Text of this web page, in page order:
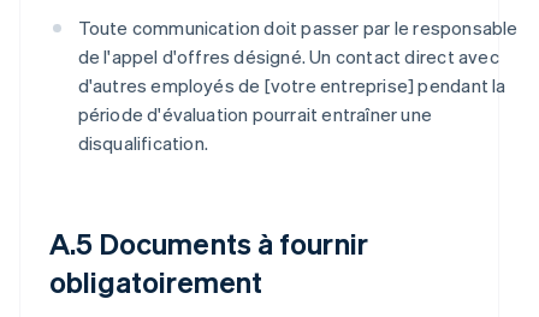
Toute communication doit passer par le responsable
de l'appel d'offres désigné. Un contact direct avec
d'autres employés de [votre entreprise] pendant la
période d'évaluation pourrait entraîner une
disqualification.
A.5 Documents à fournir
obligatoirement